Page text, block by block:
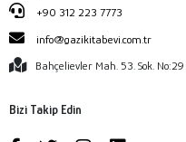
+90 312 223 7773
info@gazikitabevi.com.tr
Bahçelievler Mah. 53. Sok.
Bizi Takip Edin